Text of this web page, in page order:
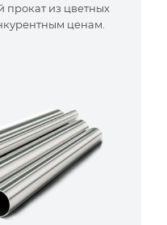
прокат из цветных
ценам.